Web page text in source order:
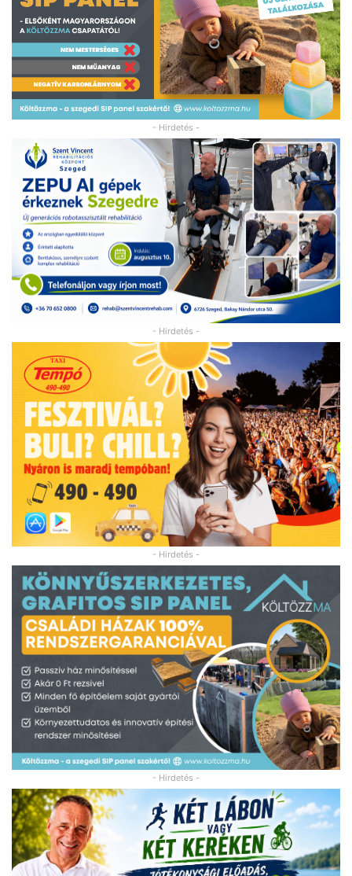
- Hirdetés -
- Hirdetés -
- Hirdetés -
- Hirdetés -